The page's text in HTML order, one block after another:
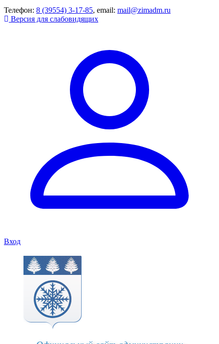
Телефон: 8 (39554) 3-17-85, email: mail@zimadm.ru
Версия для слабовидящих
Вход